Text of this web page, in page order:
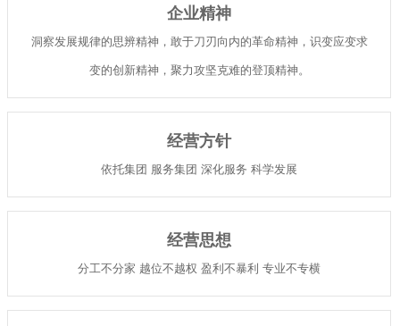
企业精神
洞察发展规律的思辨精神，敢于刀刃向内的革命精神，识变应变求
变的创新精神，聚力攻坚克难的登顶精神。
经营方针
依托集团 服务集团 深化服务 科学发展
经营思想
分工不分家 越位不越权 盈利不暴利 专业不专横